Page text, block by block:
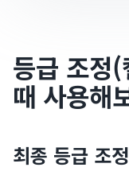
등급 조정
때 사용해
최종 등급 조